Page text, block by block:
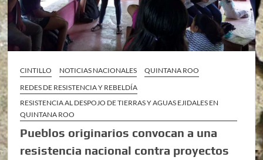
CINTILLO NOTICIAS NACIONALES
QUINTANA ROO
REDES DE RESISTENCIA Y REBELDÍA
RESISTENCIA AL DESPOJO DE TIERRAS Y AGUAS EJIDALES EN
QUINTANA ROO
Pueblos originarios convocan a una
resistencia nacional contra proyectos